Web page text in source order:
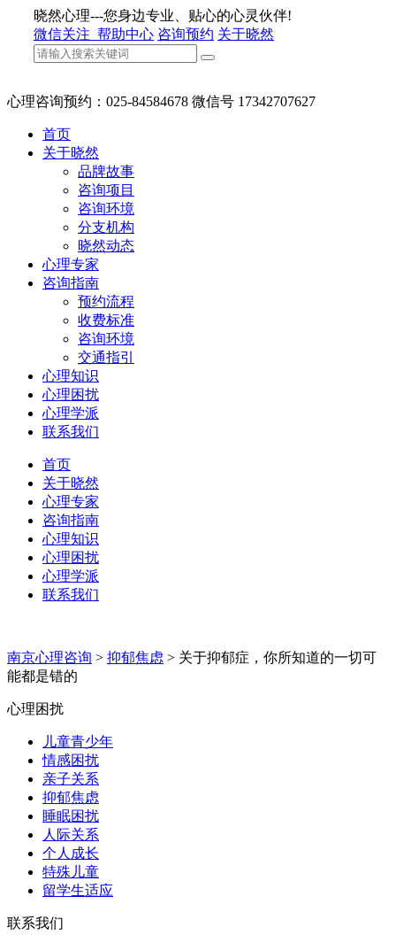
晓然心理---您身边专业、贴心的心灵伙伴!
微信关注 帮助中心 咨询预约 关于晓然
心理咨询预约：025-84584678 微信号 17342707627
首页
关于晓然
品牌故事
咨询项目
咨询环境
分支机构
晓然动态
心理专家
咨询指南
预约流程
收费标准
咨询环境
交通指引
心理知识
心理困扰
心理学派
联系我们
首页
关于晓然
心理专家
咨询指南
心理知识
心理困扰
心理学派
联系我们
南京心理咨询 > 抑郁焦虑 > 关于抑郁症，你所知道的一切可
能都是错的
心理困扰
儿童青少年
情感困扰
亲子关系
抑郁焦虑
睡眠困扰
人际关系
个人成长
特殊儿童
留学生适应
联系我们